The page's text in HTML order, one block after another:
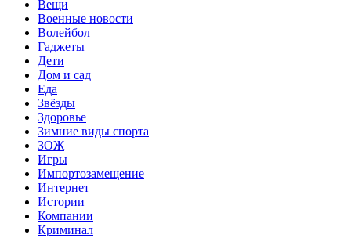
Вещи
Военные новости
Волейбол
Гаджеты
Дети
Дом и сад
Еда
Звёзды
Здоровье
Зимние виды спорта
ЗОЖ
Игры
Импортозамещение
Интернет
Истории
Компании
Криминал